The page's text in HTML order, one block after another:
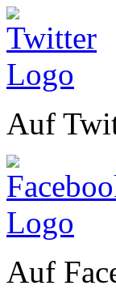
Auf
Auf